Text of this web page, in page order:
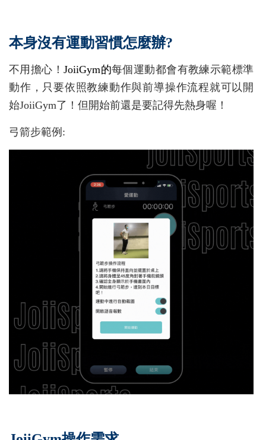
本身沒有運動習慣怎麼辦?
不用擔心！JoiiGym的每個運動都會有教練示範標準
動作，只要依照教練動作與前導操作流程就可以開
始JoiiGym了！但開始前還是要記得先熱身喔！
弓箭步範例: